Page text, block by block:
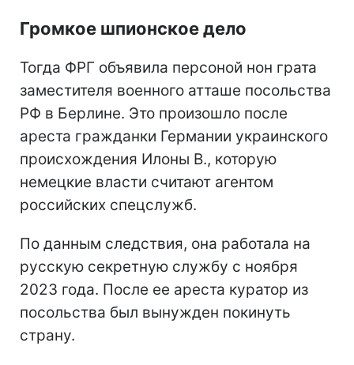
Громкое шпионское дело
Тогда ФРГ объявила персоной нон грата
заместителя военного атташе посольства
РФ в Берлине. Это произошло после
ареста гражданки Германии украинского
происхождения Илоны В., которую
немецкие власти считают агентом
российских спецслужб.
По данным следствия, она работала на
русскую секретную службу с ноября
2023 года. После ее ареста куратор из
посольства был вынужден покинуть
страну.